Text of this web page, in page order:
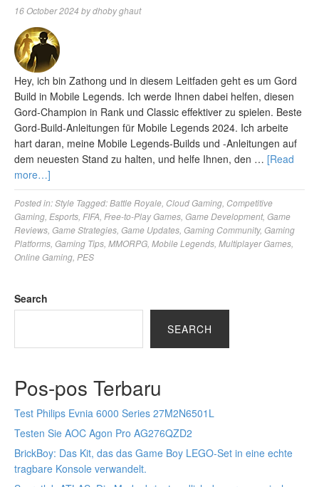
16 October 2024 bydhoby ghaut
Hey, ich bin Zathong und in diesem Leitfaden geht es um Gord
Build in Mobile Legends. Ich werde Ihnen dabei helfen, diesen
Gord-Champion in Rank und Classic effektiver zu spielen. Beste
Gord-Build-Anleitungen für Mobile Legends 2024. Ich arbeite
hart daran, meine Mobile Legends-Builds und -Anleitungen auf
dem neuesten Stand zu halten, und helfe Ihnen, den … [Read
more…]
Posted in:Style Tagged:Battle Royale Cloud Gaming Competitive
Gaming Esports FIFA Free-to-Play Games Game Development, Game
Reviews Game Strategies Game Updates Gaming Community, Gaming
Platforms Gaming Tips MMORPG Mobile Legends Multiplayer Games
Online Gaming PES
Search
SEARCH
Pos-pos Terbaru
Test Philips Evnia 6000 Series 27M2N6501L
Testen Sie AOC Agon Pro AG276QZD2
BrickBoy: Das Kit, das das Game Boy LEGO-Set in eine echte
tragbare Konsole verwandelt.